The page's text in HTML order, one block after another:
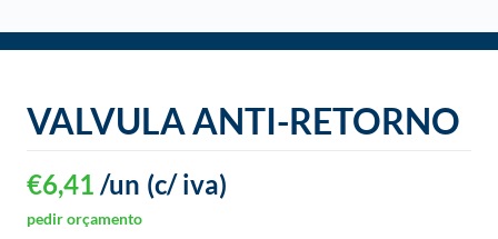
VALVULA ANTI-RETORNO
€6,41 (c/ iva)
/un
pedir orçamento